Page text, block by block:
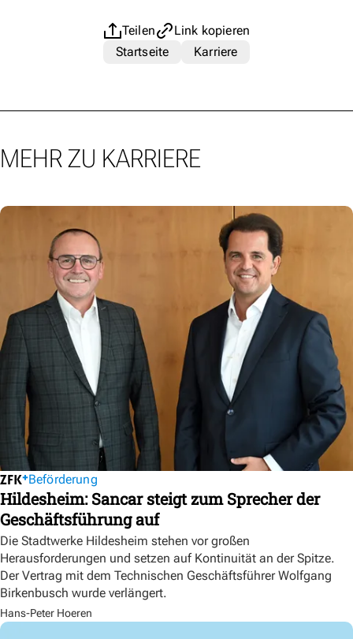
Teilen
Link kopieren
Startseite
Karriere
MEHR ZU KARRIERE
Beförderung
Hildesheim: Sancar steigt zum Sprecher der
Geschäftsführung auf
Die Stadtwerke Hildesheim stehen vor großen
Herausforderungen und setzen auf Kontinuität an der Spitze.
Der Vertrag mit dem Technischen Geschäftsführer Wolfgang
Birkenbusch wurde verlängert.
Hans-Peter Hoeren